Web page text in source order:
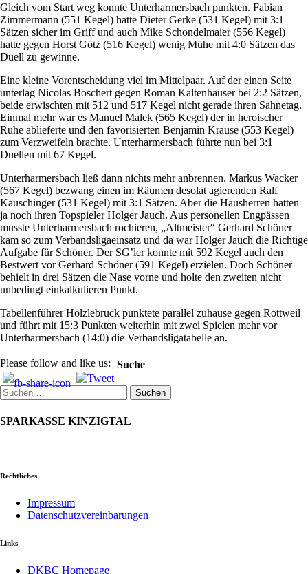
Gleich vom Start weg konnte Unterharmersbach punkten. Fabian
Zimmermann (551 Kegel) hatte Dieter Gerke (531 Kegel) mit 3:1
Sätzen sicher im Griff und auch Mike Schondelmaier (556 Kegel)
hatte gegen Horst Götz (516 Kegel) wenig Mühe mit 4:0 Sätzen das
Duell zu gewinne.
Eine kleine Vorentscheidung viel im Mittelpaar. Auf der einen Seite
unterlag Nicolas Boschert gegen Roman Kaltenhauser bei 2:2 Sätzen,
beide erwischten mit 512 und 517 Kegel nicht gerade ihren Sahnetag.
Einmal mehr war es Manuel Malek (565 Kegel) der in heroischer
Ruhe ablieferte und den favorisierten Benjamin Krause (553 Kegel)
zum Verzweifeln brachte. Unterharmersbach führte nun bei 3:1
Duellen mit 67 Kegel.
Unterharmersbach ließ dann nichts mehr anbrennen. Markus Wacker
(567 Kegel) bezwang einen im Räumen desolat agierenden Ralf
Kauschinger (531 Kegel) mit 3:1 Sätzen. Aber die Hausherren hatten
ja noch ihren Topspieler Holger Jauch. Aus personellen Engpässen
musste Unterharmersbach rochieren, „Altmeister“ Gerhard Schöner
kam so zum Verbandsligaeinsatz und da war Holger Jauch die Richtige
Aufgabe für Schöner. Der SG’ler konnte mit 592 Kegel auch den
Bestwert vor Gerhard Schöner (591 Kegel) erzielen. Doch Schöner
behielt in drei Sätzen die Nase vorne und holte den zweiten nicht
unbedingt einkalkulieren Punkt.
Tabellenführer Hölzlebruck punktete parallel zuhause gegen Rottweil
und führt mit 15:3 Punkten weiterhin mit zwei Spielen mehr vor
Unterharmersbach (14:0) die Verbandsligatabelle an.
Please follow and like us: Suche
Suchen
nach:
SPARKASSE KINZIGTAL
Rechtliches
Impressum
Datenschutzvereinbarungen
Links
DKBC Homepage